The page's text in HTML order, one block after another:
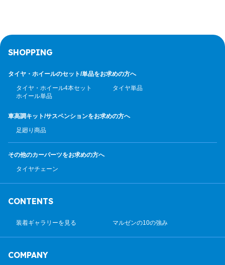
SHOPPING
タイヤ・ホイールのセット/単品をお求めの方へ
タイヤ・ホイール4本セット
タイヤ単品
ホイール単品
車高調キット/サスペンションをお求めの方へ
足廻り商品
その他のカーパーツをお求めの方へ
タイヤチェーン
CONTENTS
装着ギャラリーを見る マルゼンの10の強み
COMPANY